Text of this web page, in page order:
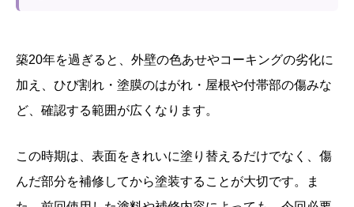
築20年を過ぎると、外壁の色あせやコーキングの劣化に
加え、ひび割れ・塗膜のはがれ・屋根や付帯部の傷みな
ど、確認する範囲が広くなります。
この時期は、表面をきれいに塗り替えるだけでなく、傷
んだ部分を補修してから塗装することが大切です。ま